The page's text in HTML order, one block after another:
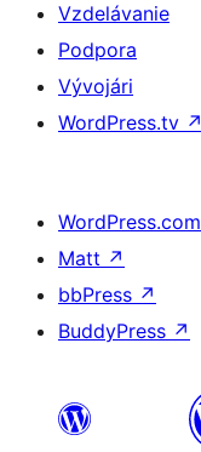
Vzdelávanie
Podpora
Vývojári
WordPress.tv ↗
WordPress.com
Matt ↗
bbPress ↗
BuddyPress ↗